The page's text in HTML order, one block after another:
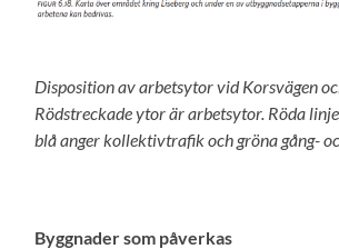
Disposition av arbetsytor vid Korsvägen
Rödstreckade ytor är arbetsytor. Röda
blå anger kollektivtrafik och gröna gång-
Byggnader som påverkas